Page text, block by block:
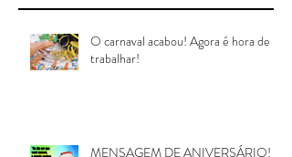
O carnaval acabou! Agora é hora de
trabalhar!
MENSAGEM DE ANIVERSÁRIO!